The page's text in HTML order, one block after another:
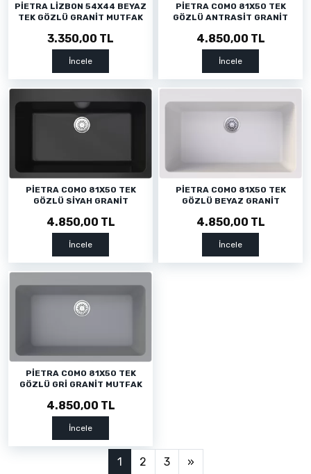
PİETRA LİZBON 54X44 BEYAZ
TEK GÖZLÜ GRANİT MUTFAK
3.350,00 TL
İncele
PİETRA COMO 81X50 TEK
GÖZLÜ ANTRASİT GRANİT
4.850,00 TL
İncele
PİETRA COMO 81X50 TEK
GÖZLÜ SİYAH GRANİT
4.850,00 TL
İncele
PİETRA COMO 81X50 TEK
GÖZLÜ BEYAZ GRANİT
4.850,00 TL
İncele
PİETRA COMO 81X50 TEK
GÖZLÜ GRİ GRANİT MUTFAK
4.850,00 TL
İncele
1 2 3 »